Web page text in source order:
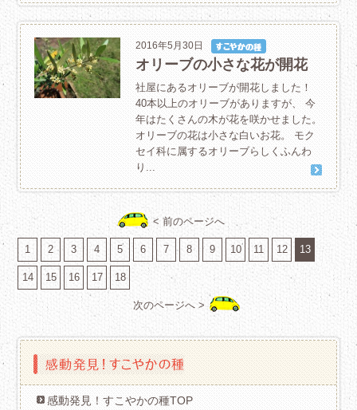
2016年5月30日
オリーブの小さな花が開花
社屋にあるオリーブが開花しました！
40本以上のオリーブがありますが、 今
年はたくさんの木が花を咲かせました。
オリーブの花は小さな白いお花。 モク
セイ科に属するオリーブらしくふんわ
り...
< 前のページへ
1 2 3 4 5 6 7 8 9 10 11 12 13
14 15 16 17 18
次のページへ >
感動発見！すこやかの種TOP